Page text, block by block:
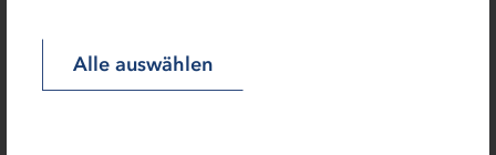
Alle auswählen